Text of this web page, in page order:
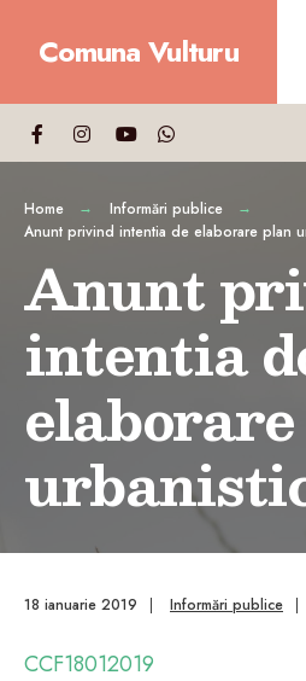
Comuna Vulturu
Home
Informări publice
Anunt privind intentia de elaborare plan
Anunt
intentia
18 ianuarie 2019 | Informări publice |
CCF18012019
for: